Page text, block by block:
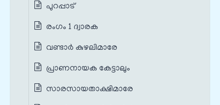
പുറപ്പാട്
രംഗം 1 ദ്വാരക
വണ്ടാർ കുഴലിമാരേ
പ്രാണനായക കേട്ടാലും
സാരസായതാക്ഷിമാരേ